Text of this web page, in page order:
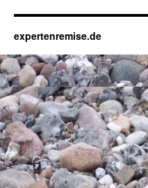
expertenremise.de